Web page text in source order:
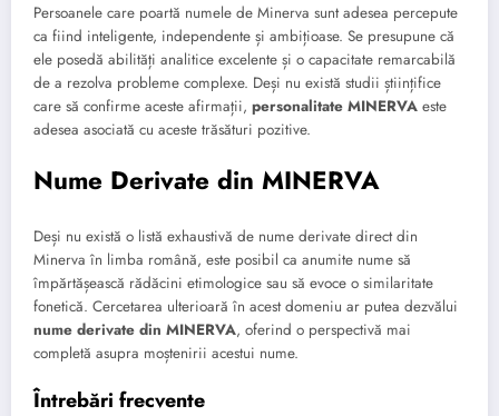
Persoanele care poartă numele de Minerva sunt adesea percepute
ca fiind inteligente, independente și ambițioase. Se presupune că
ele posedă abilități analitice excelente și o capacitate remarcabilă
de a rezolva probleme complexe. Deși nu există studii științifice
care să confirme aceste afirmații, personalitate MINERVA este
adesea asociată cu aceste trăsături pozitive.
Nume Derivate din MINERVA
Deși nu există o listă exhaustivă de nume derivate direct din
Minerva în limba română, este posibil ca anumite nume să
împărtășească rădăcini etimologice sau să evoce o similaritate
fonetică. Cercetarea ulterioară în acest domeniu ar putea dezvălui
nume derivate din MINERVA, oferind o perspectivă mai
completă asupra moștenirii acestui nume.
Întrebări frecvente